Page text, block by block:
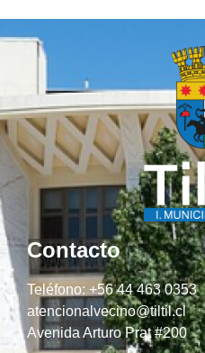
Contacto
Teléfono: +56 44 463 0353
atencionalvecino@tiltil.cl
Avenida Arturo Prat #200